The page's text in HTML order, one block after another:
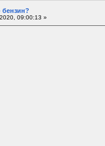
бензин?
09:00:13 »